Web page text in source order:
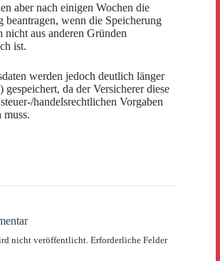
aber nach einigen Wochen die
beantragen, wenn die Speicherung
nicht aus anderen Gründen
ist.
werden jedoch deutlich länger
gespeichert, da der Versicherer diese
handelsrechtlichen Vorgaben
muss.
nicht veröffentlicht. Erforderliche Felder